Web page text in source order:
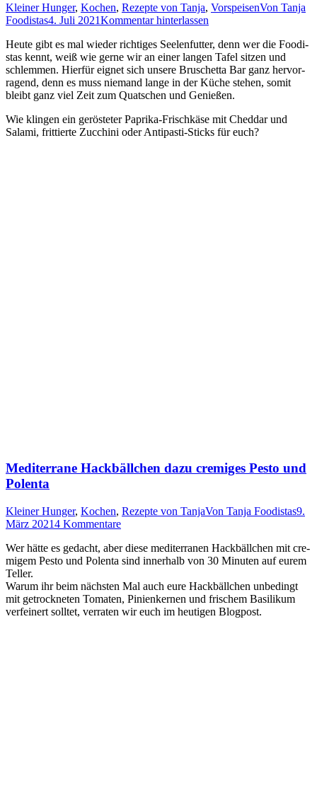
Kleiner Hunger, Kochen, Rezepte von Tanja, VorspeisenVon Tanja
Foodistas4. Juli 2021Kommentar hinterlassen
Heu­te gibt es mal wie­der rich­ti­ges See­len­fut­ter, denn wer die Foo­di­
stas kennt, weiß wie ger­ne wir an einer lan­gen Tafel sit­zen und
schlem­men. Hier­für eig­net sich unse­re Bruschet­ta Bar ganz her­vor­
ra­gend, denn es muss nie­mand lan­ge in der Küche ste­hen, somit
bleibt ganz viel Zeit zum Quat­schen und Genießen.
Wie klin­gen ein gerös­te­ter Papri­ka-Frisch­kä­se mit Ched­dar und
Sala­mi, frit­tier­te Zuc­chi­ni oder Anti­pas­ti-Sticks für euch?
Mediterrane Hackbällchen dazu cremiges Pesto und
Polenta
Kleiner Hunger, Kochen, Rezepte von TanjaVon Tanja Foodistas9.
März 20214 Kommentare
Wer hät­te es gedacht, aber die­se medi­ter­ra­nen Hack­bäll­chen mit cre­
mi­gem Pes­to und Polen­ta sind inner­halb von 30 Minu­ten auf eurem
Teller.
War­um ihr beim nächs­ten Mal auch eure Hack­bäll­chen unbe­dingt
mit getrock­ne­ten Toma­ten, Pini­en­ker­nen und fri­schem Basi­li­kum
ver­fei­nert soll­tet, ver­ra­ten wir euch im heu­ti­gen Blogpost.